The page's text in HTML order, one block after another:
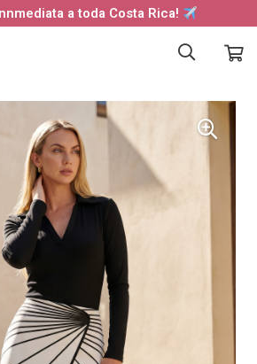
a toda Costa Rica!